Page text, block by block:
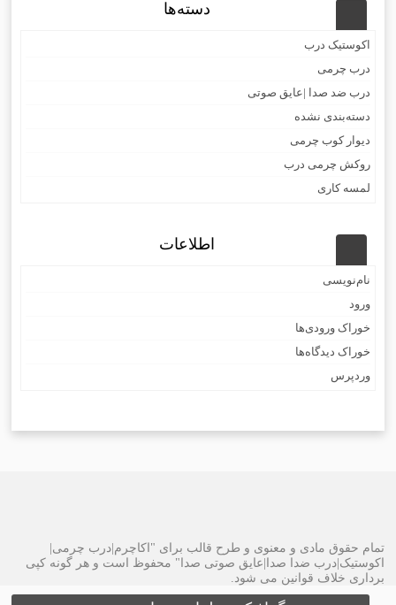
دسته‌ها
اکوستیک درب
درب چرمی
درب ضد صدا |عایق صوتی
دسته‌بندی نشده
دیوار کوب چرمی
روکش چرمی درب
لمسه کاری
اطلاعات
نام‌نویسی
ورود
خوراک ورودی‌ها
خوراک دیدگاه‌ها
وردپرس
تمام حقوق مادی و معنوی و طرح قالب برای "اکاچرم|درب چرمی|
اکوستیک|درب ضدا صدا|عایق صوتی صدا" محفوظ است و هر گونه کپی
برداری خلاف قوانین می شود.